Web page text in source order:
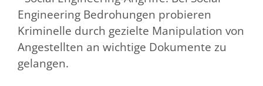
Engineering Bedrohungen probieren
Kriminelle durch gezielte Manipulation von
Angestellten an wichtige Dokumente zu
gelangen.